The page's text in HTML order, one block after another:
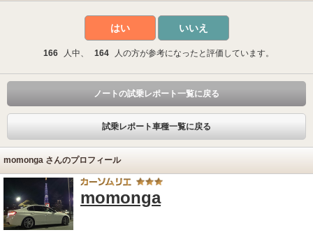
はい いいえ
166 人中、 164 人の方が参考になったと評価しています。
ノートの試乗レポート一覧に戻る
試乗レポート車種一覧に戻る
momonga さんのプロフィール
momonga